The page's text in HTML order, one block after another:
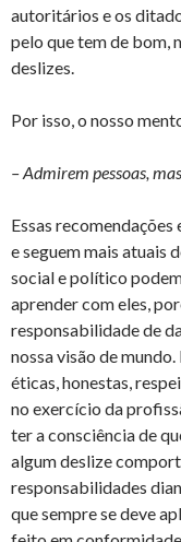
autoritários e os
pelo que tem de bom,
deslizes.
Por isso, o nosso
– Admirem pessoas,
Essas recomendações
e seguem mais atuais
social e político
aprender com eles,
responsabilidade de
nossa visão de
éticas, honestas,
no exercício da
ter a consciência de
algum deslize
responsabilidades
que sempre se deve